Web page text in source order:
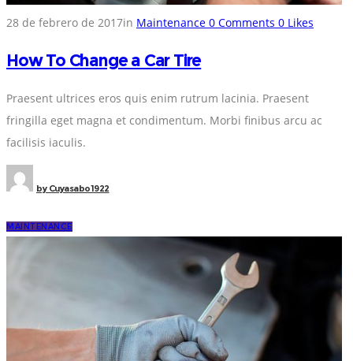
28 de febrero de 2017in Maintenance 0 Comments 0 Likes
How To Change a Car Tire
Praesent ultrices eros quis enim rutrum lacinia. Praesent
fringilla eget magna et condimentum. Morbi finibus arcu ac
facilisis iaculis.
byCuyasabo1922
MAINTENANCE